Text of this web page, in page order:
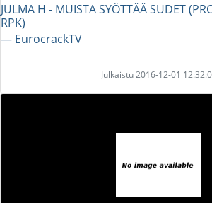
JULMA H - MUISTA SYÖTTÄÄ SUDET
RPK)
― EurocrackTV
Julkaistu 2016-12-01